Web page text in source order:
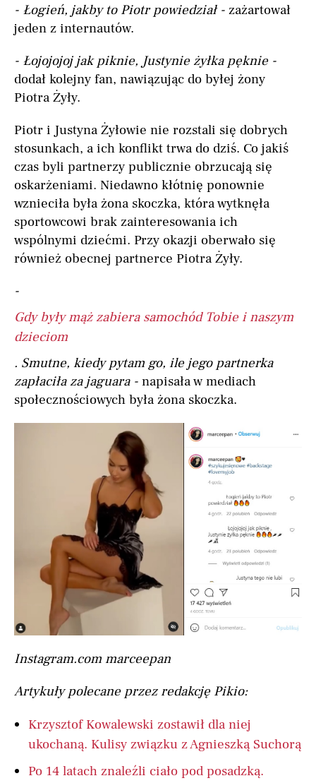
- Łogień, jakby to Piotr powiedział - zażartował
jeden z internautów.
- Łojojojoj jak piknie, Justynie żyłka pęknie -
dodał kolejny fan, nawiązując do byłej żony
Piotra Żyły.
Piotr i Justyna Żyłowie nie rozstali się dobrych
stosunkach, a ich konflikt trwa do dziś. Co jakiś
czas byli partnerzy publicznie obrzucają się
oskarżeniami. Niedawno kłótnię ponownie
wznieciła była żona skoczka, która wytknęła
sportowcowi brak zainteresowania ich
wspólnymi dziećmi. Przy okazji oberwało się
również obecnej partnerce Piotra Żyły.
-
Gdy były mąż zabiera samochód Tobie i naszym
dzieciom
. Smutne, kiedy pytam go, ile jego partnerka
zapłaciła za jaguara - napisała w mediach
społecznościowych była żona skoczka.
Instagram.com marceepan
Artykuły polecane przez redakcję Pikio:
Krzysztof Kowalewski zostawił dla niej
ukochaną. Kulisy związku z Agnieszką Suchorą
Po 14 latach znaleźli ciało pod posadzką.